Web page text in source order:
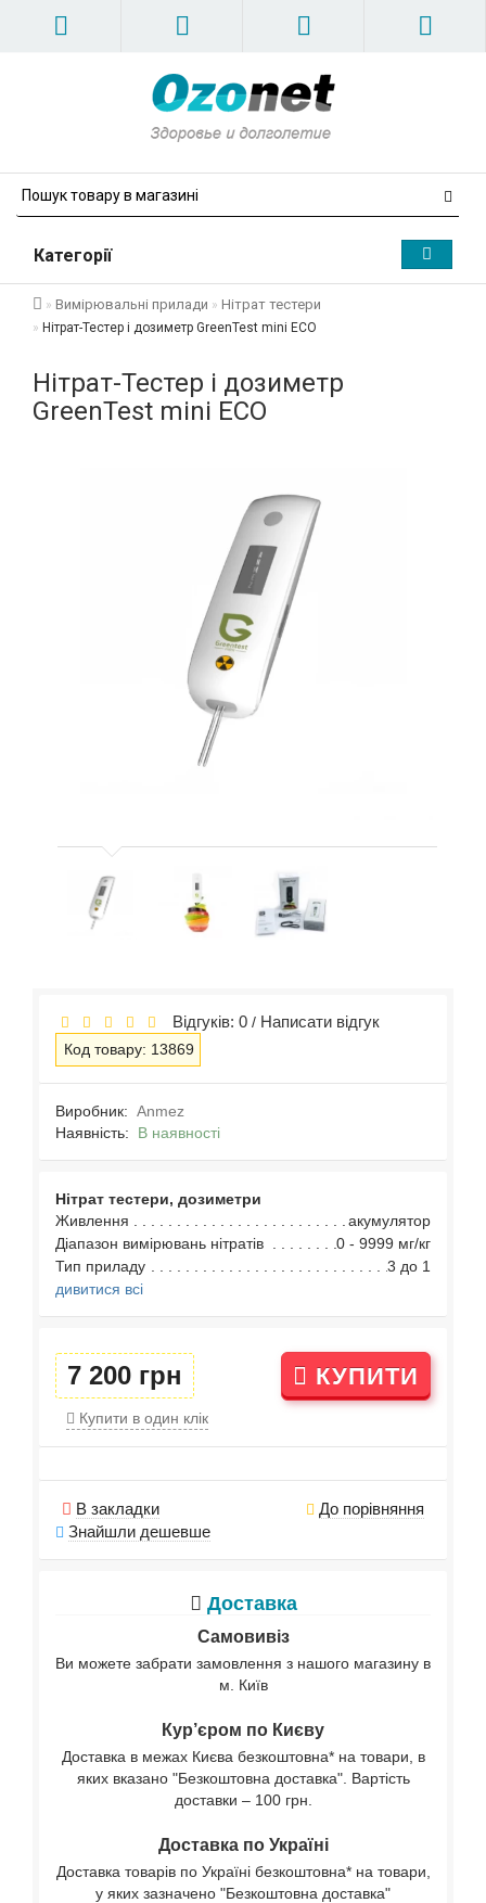
Категорії
Вимірювальні прилади Нітрат тестери
Нітрат-Тестер і дозиметр GreenTest mini ECO
Нітрат-Тестер і дозиметр
GreenTest mini ECO
Відгуків: 0 / Написати відгук
Код товару: 13869
Виробник: Anmez
Наявність: В наявності
Нітрат тестери, дозиметри
Живлення
акумулятор
Діапазон вимірювань нітратів
0 - 9999 мг/кг
Тип приладу
3 до 1
дивитися всі
7 200 грн КУПИТИ
Купити в один клік
В закладки
До порівняння
Знайшли дешевше
Доставка
Самовивіз
Ви можете забрати замовлення з нашого магазину в
м. Київ
Кур’єром по Києву
Доставка в межах Києва безкоштовна* на товари, в
яких вказано "Безкоштовна доставка". Вартість
доставки – 100 грн.
Доставка по Україні
Доставка товарів по Україні безкоштовна* на товари,
у яких зазначено "Безкоштовна доставка"